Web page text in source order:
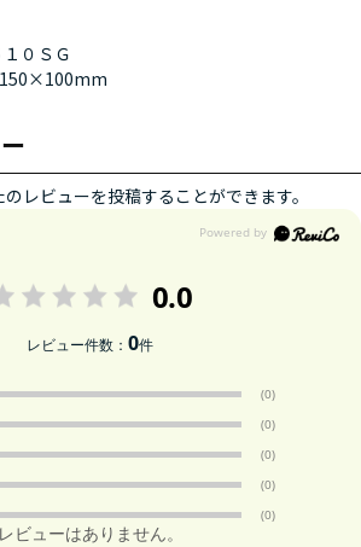
０ＳＧ
レビューを投稿することができます。
0.0
レビュー件数：0件
(0)
(0)
(0)
(0)
(0)
レビューはありません。